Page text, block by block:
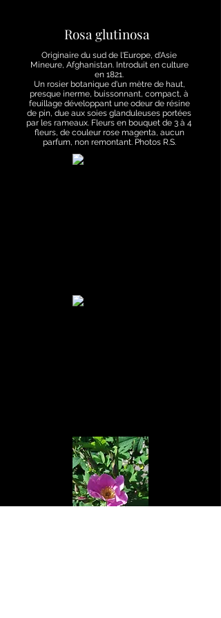
Rosa glutinosa
Originaire du sud de l'Europe, d'Asie
Mineure, Afghanistan. Introduit en culture
en 1821.
Un rosier botanique d'un mètre de haut,
presque inerme, buissonnant, compact, à
feuillage développant une odeur de résine
de pin, due aux soies glanduleuses portées
par les rameaux. Fleurs en bouquet de 3 à 4
fleurs, de couleur rose magenta, aucun
parfum, non remontant. Photos R.S.